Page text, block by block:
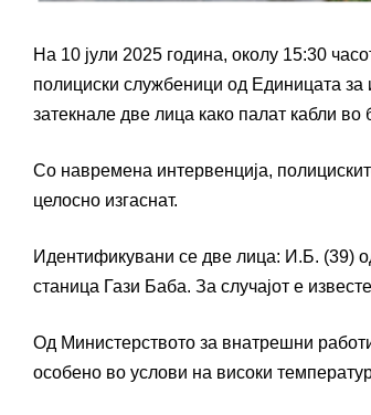
На 10 јули 2025 година, околу 15:30
полициски службеници од Единицата
затекнале две лица како палат кабли во
Со навремена интервенција,
целосно изгаснат.
Идентификувани се две лица: И.Б. (39)
станица Гази Баба. За случајот е
Од Министерството за внатрешни
особено во услови на високи